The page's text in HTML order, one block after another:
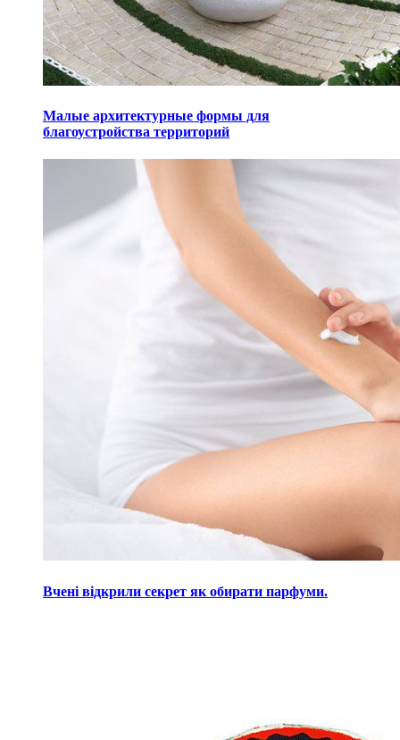
Малые архитектурные формы для
благоустройства территорий
Вчені відкрили секрет як обирати парфуми.